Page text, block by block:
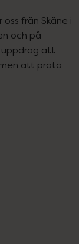
från Skåne i
och på
uppdrag att
att prata